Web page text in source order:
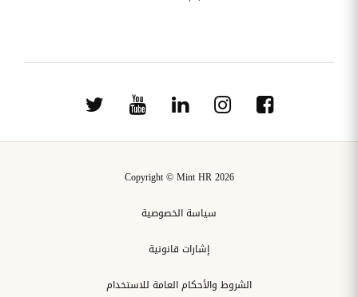
Copyright © Mint HR 2026
سياسة الخصوصية
إشارات قانونية
الشروط والأحكام العامة للاستخدام